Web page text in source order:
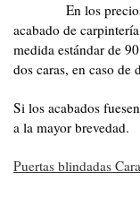
En los precios de
acabado de
medida estándar de
dos caras, en caso
Si los acabados
a la mayor brevedad.
Puertas blindadas